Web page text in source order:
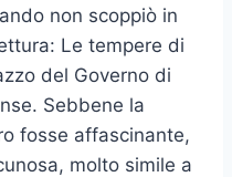
non scoppiò in
Le tempere di
del Governo di
Sebbene la
fosse affascinante,
molto simile a